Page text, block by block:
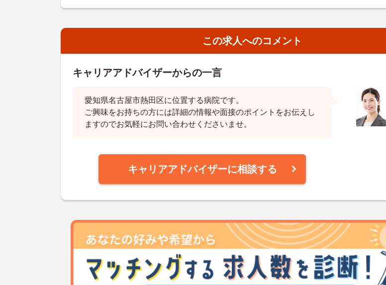
この求人へのコメント
キャリアアドバイザーからの一言
愛知県名古屋市熱田区に位置する病院です。
ご興味をお持ちの方には詳細の情報や面接のポイントをお伝えし
ますのでお気軽にお問い合わせくださいませ。
キャリアアドバイザーに相談する